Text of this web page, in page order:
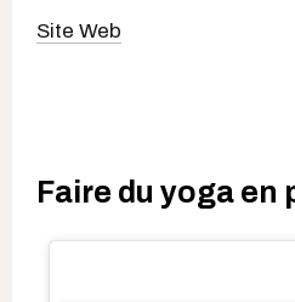
Site Web
Faire du yoga en